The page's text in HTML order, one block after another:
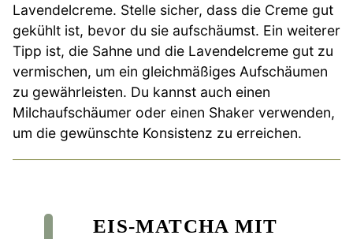
Lavendelcreme. Stelle sicher, dass die Creme gut
gekühlt ist, bevor du sie aufschäumst. Ein weiterer
Tipp ist, die Sahne und die Lavendelcreme gut zu
vermischen, um ein gleichmäßiges Aufschäumen
zu gewährleisten. Du kannst auch einen
Milchaufschäumer oder einen Shaker verwenden,
um die gewünschte Konsistenz zu erreichen.
EIS-MATCHA MIT